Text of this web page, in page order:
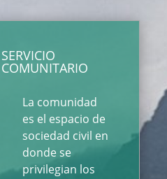
SERVICIO
COMUNITARIO
La comunidad
es el espacio de
sociedad civil en
donde se
privilegian los